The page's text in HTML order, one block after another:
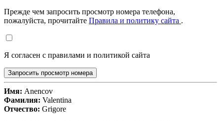
Прежде чем запросить просмотр номера телефона,
пожалуйста, прочитайте Правила и политику сайта .
Я согласен с правилами и политикой сайта
Запросить просмотр номера
Имя: Anencov
Фамилия: Valentina
Отчество: Grigore